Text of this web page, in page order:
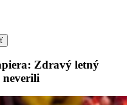
Zdravý letný
neverili